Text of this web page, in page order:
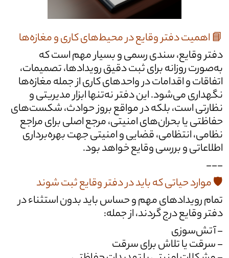
📘 اهمیت دفتر وقایع در محیط‌های کاری و مغازه‌ها
دفتر وقایع، سندی رسمی و بسیار مهم است که
به‌صورت روزانه برای ثبت دقیق رویدادها، تصمیمات،
اتفاقات و اقدامات در واحدهای کاری از جمله مغازه‌ها
نگهداری می‌شود. این دفتر نه‌تنها ابزار مدیریتی و
نظارتی است، بلکه در مواقع بروز حوادث، شکست‌های
حفاظتی یا بحران‌های امنیتی، مرجع اصلی برای مراجع
نظامی، انتظامی، قضایی و امنیتی جهت بهره‌برداری
اطلاعاتی و بررسی وقایع خواهد بود.
---
🛡️ موارد حیاتی که باید در دفتر وقایع ثبت شوند
تمام رویدادهای مهم و حساس باید بدون استثناء در
دفتر وقایع درج گردند، از جمله:
- آتش‌سوزی
- سرقت یا تلاش برای سرقت